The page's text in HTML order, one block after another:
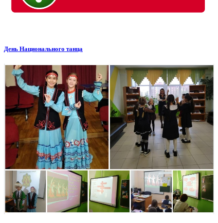
День Национального танца